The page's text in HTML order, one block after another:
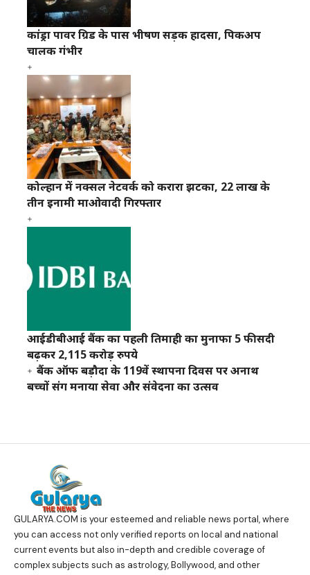
कांड्रा पावर ग्रिड के पास भीषण सड़क हादसा, पिकअप
चालक गंभीर
कोल्हान में नक्सल नेटवर्क को करारा झटका, 22 लाख के
तीन इनामी माओवादी गिरफ्तार
आईडीबीआई बैंक का पहली तिमाही का मुनाफा 5 फीसदी
बढ़कर 2,115 करोड़ रुपये
बैंक ऑफ बड़ौदा के 119वें स्थापना दिवस पर अनाथ
बच्चों संग मनाया सेवा और संवेदना का उत्सव
GULARYA.COM is your esteemed and reliable news portal, where
you can access not only verified reports on local and national
current events but also in-depth and credible coverage of
complex subjects such as astrology, Bollywood, and other